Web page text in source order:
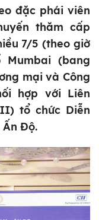
đặc phái viên
thăm cấp
7/5 (theo giờ
(bang
mại và Công
hợp với Liên
tổ chức Diễn
Độ.